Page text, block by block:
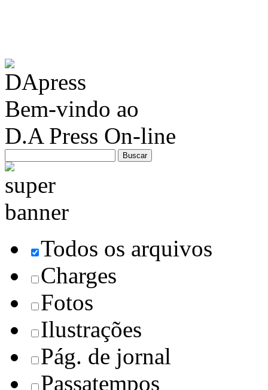
Bem-vindo ao
D.A Press On-line
Todos os arquivos
Charges
Fotos
Ilustrações
Pág. de jornal
Passatempos